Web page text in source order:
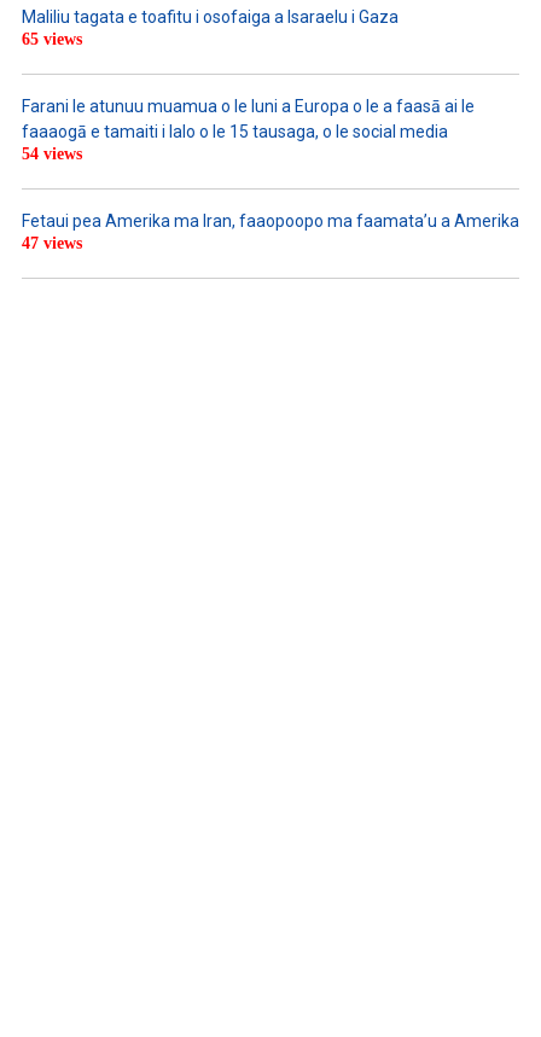
Maliliu tagata e toafitu i osofaiga a Isaraelu i Gaza
65 views
Farani le atunuu muamua o le Iuni a Europa o le a faasā ai le
faaaogā e tamaiti i lalo o le 15 tausaga, o le social media
54 views
Fetaui pea Amerika ma Iran, faaopoopo ma faamata’u a Amerika
47 views